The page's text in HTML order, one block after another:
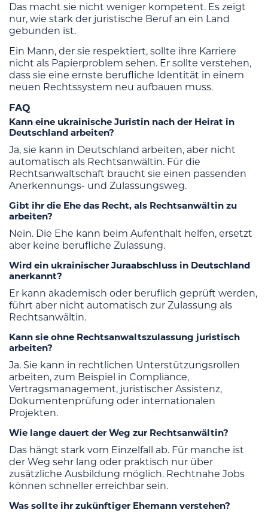
Das macht sie nicht weniger kompetent. Es zeigt
nur, wie stark der juristische Beruf an ein Land
gebunden ist.
Ein Mann, der sie respektiert, sollte ihre Karriere
nicht als Papierproblem sehen. Er sollte verstehen,
dass sie eine ernste berufliche Identität in einem
neuen Rechtssystem neu aufbauen muss.
FAQ
Kann eine ukrainische Juristin nach der Heirat in
Deutschland arbeiten?
Ja, sie kann in Deutschland arbeiten, aber nicht
automatisch als Rechtsanwältin. Für die
Rechtsanwaltschaft braucht sie einen passenden
Anerkennungs- und Zulassungsweg.
Gibt ihr die Ehe das Recht, als Rechtsanwältin zu
arbeiten?
Nein. Die Ehe kann beim Aufenthalt helfen, ersetzt
aber keine berufliche Zulassung.
Wird ein ukrainischer Juraabschluss in Deutschland
anerkannt?
Er kann akademisch oder beruflich geprüft werden,
führt aber nicht automatisch zur Zulassung als
Rechtsanwältin.
Kann sie ohne Rechtsanwaltszulassung juristisch
arbeiten?
Ja. Sie kann in rechtlichen Unterstützungsrollen
arbeiten, zum Beispiel in Compliance,
Vertragsmanagement, juristischer Assistenz,
Dokumentenprüfung oder internationalen
Projekten.
Wie lange dauert der Weg zur Rechtsanwältin?
Das hängt stark vom Einzelfall ab. Für manche ist
der Weg sehr lang oder praktisch nur über
zusätzliche Ausbildung möglich. Rechtnahe Jobs
können schneller erreichbar sein.
Was sollte ihr zukünftiger Ehemann verstehen?